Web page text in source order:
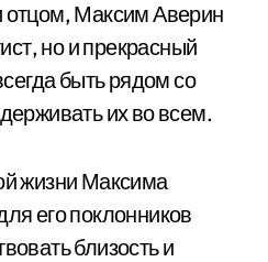
Максим Аверин
но и прекрасный
быть рядом со
их во всем.
жизни Максима
его поклонников
близость и